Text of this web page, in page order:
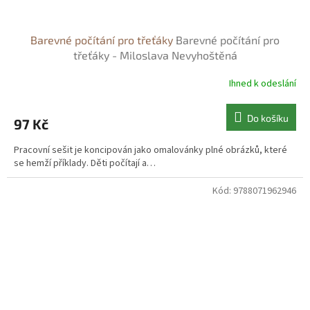
Barevné počítání pro třeťáky Barevné počítání pro
třeťáky - Miloslava Nevyhoštěná
Ihned k odeslání
97 Kč Do košíku
Pracovní sešit je koncipován jako omalovánky plné obrázků, které
se hemží příklady. Děti počítají a…
Kód: 9788071962946